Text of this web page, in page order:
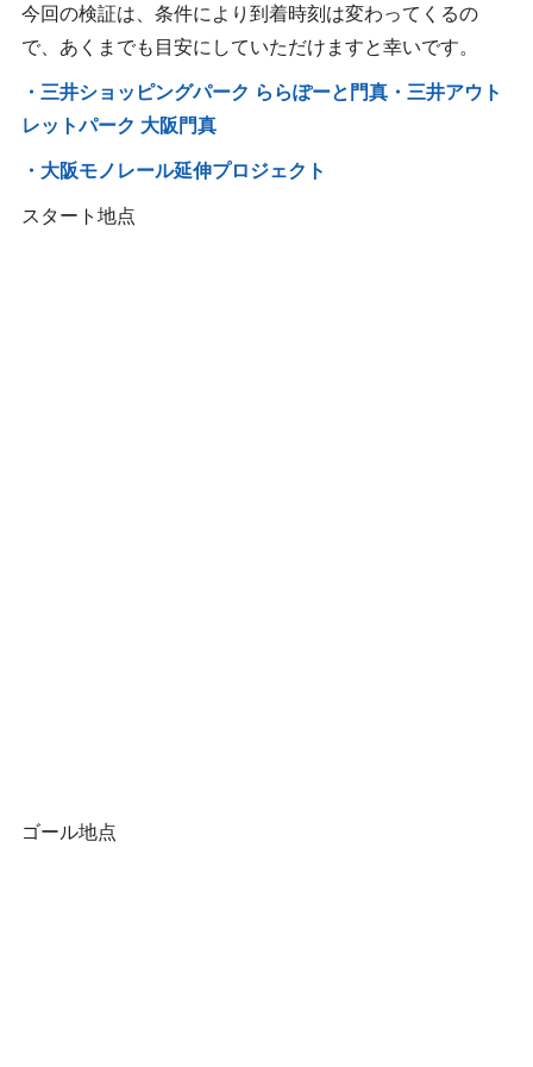
今回の検証は、条件により到着時刻は変わってくるの
で、あくまでも目安にしていただけますと幸いです。
・三井ショッピングパーク ららぽーと門真・三井アウト
レットパーク 大阪門真
・大阪モノレール延伸プロジェクト
スタート地点
ゴール地点